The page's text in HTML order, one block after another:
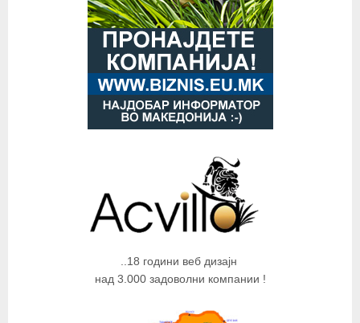
..18 години веб дизајн
над 3.000 задоволни компании !